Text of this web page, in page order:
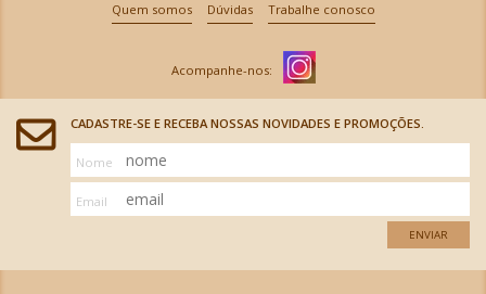
Quem somos Dúvidas Trabalhe conosco
CADASTRE-SE E RECEBA NOSSAS NOVIDADES E PROMOÇÕES.
Nome
Email
ENVIAR